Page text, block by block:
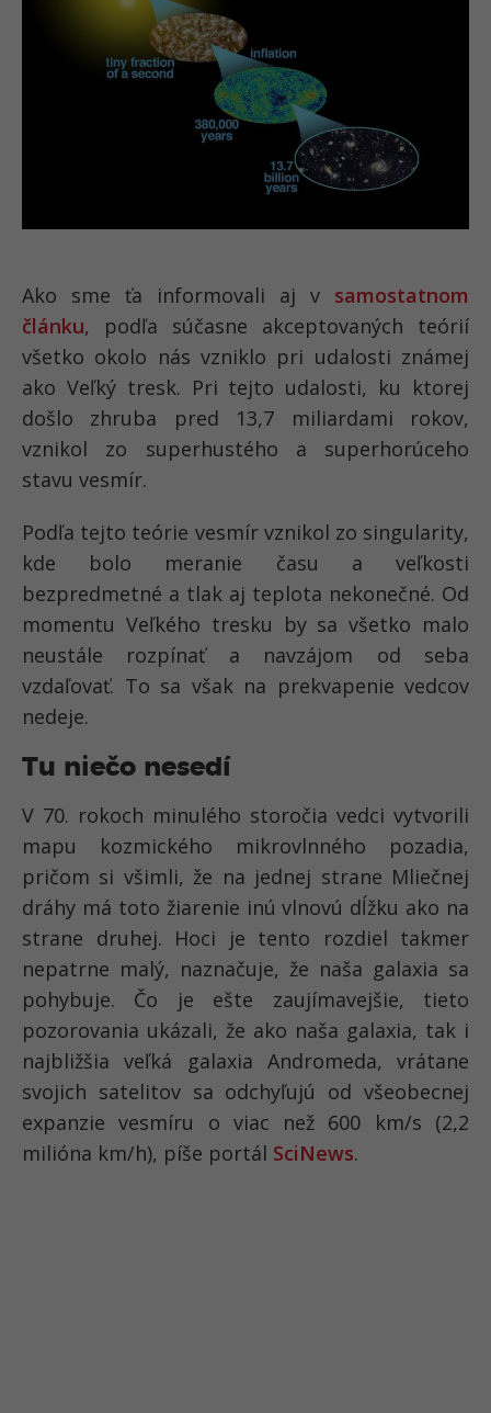
Ako sme ťa informovali aj v samostatnom
článku, podľa súčasne akceptovaných teórií
všetko okolo nás vzniklo pri udalosti známej
ako Veľký tresk. Pri tejto udalosti, ku ktorej
došlo zhruba pred 13,7 miliardami rokov,
vznikol zo superhustého a superhorúceho
stavu vesmír.
Podľa tejto teórie vesmír vznikol zo singularity,
kde bolo meranie času a veľkosti
bezpredmetné a tlak aj teplota nekonečné. Od
momentu Veľkého tresku by sa všetko malo
neustále rozpínať a navzájom od seba
vzdaľovať. To sa však na prekvapenie vedcov
nedeje.
Tu niečo nesedí
V 70. rokoch minulého storočia vedci vytvorili
mapu kozmického mikrovlnného pozadia,
pričom si všimli, že na jednej strane Mliečnej
dráhy má toto žiarenie inú vlnovú dĺžku ako na
strane druhej. Hoci je tento rozdiel takmer
nepatrne malý, naznačuje, že naša galaxia sa
pohybuje. Čo je ešte zaujímavejšie, tieto
pozorovania ukázali, že ako naša galaxia, tak i
najbližšia veľká galaxia Andromeda, vrátane
svojich satelitov sa odchyľujú od všeobecnej
expanzie vesmíru o viac než 600 km/s (2,2
milióna km/h), píše portál SciNews.